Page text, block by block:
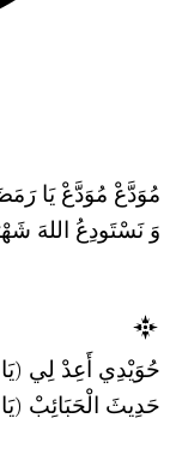
مُوَدَّعْ مُوَدَّعْ يَا
وَ نَسْتَودِعُ اللهَ
حُوَيْدِي أَعِدْ لِي
حَدِيثَ الْحَبَائِبْ